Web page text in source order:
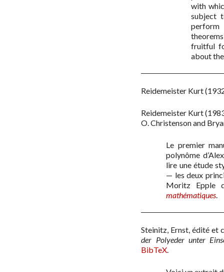
with
subject
fruitful
about
Reidemeister Kurt
Reidemeister Kurt
O. Christenson and
Le premier
polynôme
lire une étude
— les deux
Moritz Epple
mathématiques
Steinitz, Ernst, édité et
der Polyeder unter
BibTeX